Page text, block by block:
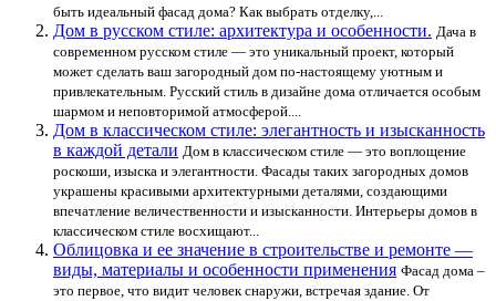
быть идеальный фасад дома? Как выбрать отделку,...
Дом в русском стиле: архитектура и особенности. Дача в
современном русском стиле — это уникальный проект, который
может сделать ваш загородный дом по-настоящему уютным и
привлекательным. Русский стиль в дизайне дома отличается особым
шармом и неповторимой атмосферой....
Дом в классическом стиле: элегантность и изысканность
в каждой детали Дом в классическом стиле — это воплощение
роскоши, изыска и элегантности. Фасады таких загородных домов
украшены красивыми архитектурными деталями, создающими
впечатление величественности и изысканности. Интерьеры домов в
классическом стиле восхищают...
Облицовка и ее значение в строительстве и ремонте —
виды, материалы и особенности применения Фасад дома –
это первое, что видит человек снаружи, встречая здание. От